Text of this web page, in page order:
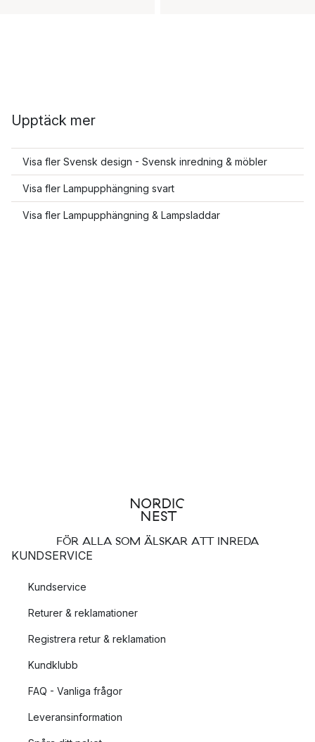
Upptäck mer
Visa fler Svensk design - Svensk inredning & möbler
Visa fler Lampupphängning svart
Visa fler Lampupphängning & Lampsladdar
FÖR ALLA SOM ÄLSKAR ATT INREDA
KUNDSERVICE
Kundservice
Returer & reklamationer
Registrera retur & reklamation
Kundklubb
FAQ - Vanliga frågor
Leveransinformation